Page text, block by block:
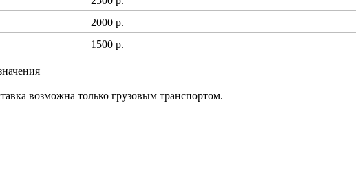
2000 р.
1500 р.
возможна только грузовым транспортом.